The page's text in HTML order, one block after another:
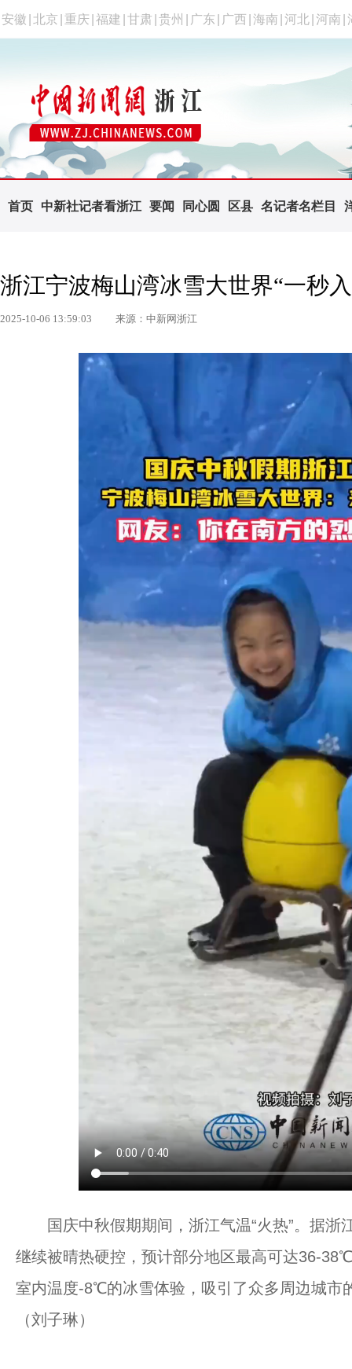
安徽 北京 重庆 福建 甘肃 贵州 广东 广西 海南 河北 河南
首页 中新社记者看浙江 要闻 同心圆 区县 名记者名栏目
浙江宁波梅山湾冰雪大世界“一秒
2025-10-06 13:59:03 来源：中新网浙江
国庆中秋假期期间，浙江气温“火热”。据浙
继续被晴热硬控，预计部分地区最高可达36-
室内温度-8℃的冰雪体验，吸引了众多周边城市
（刘子琳）